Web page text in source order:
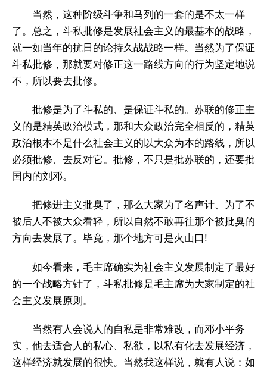
当然，这种阶级斗争和马列的一套的是不太一样
了。总之，斗私批修是发展社会主义的最基本的战略，
就一如当年的抗日的论持久战战略一样。当然为了保证
斗私批修，那就要对修正这一路线方向的行为坚定地说
不，所以要去批修。
批修是为了斗私的、是保证斗私的。苏联的修正主
义的是精英政治模式，那和大众政治完全相反的，精英
政治根本不是什么社会主义的以大众为本的路线，所以
必须批修、去反对它。批修，不只是批苏联的，还要批
国内的刘邓。
把修进主义批臭了，那么大家为了名声计、为了不
被后人不被大众看轻，所以自然不敢再往那个被批臭的
方向去发展了。毕竟，那个地方可是火山口!
如今看来，毛主席确实为社会主义发展制定了最好
的一个战略方针了，斗私批修是毛主席为大家制定的社
会主义发展原则。
当然有人会说人的自私是非常难改，而邓小平务
实，他去适合人的私心、私欲，以私有化去发展经济，
这样经济就发展的很快。当然我这样说，就有人说：如